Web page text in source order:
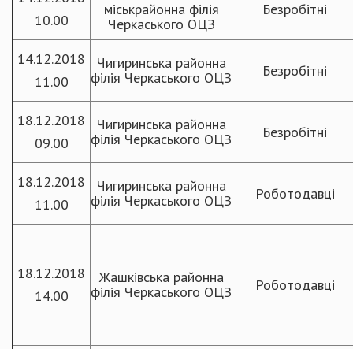
10.00
міськрайонна філія
Черкаського ОЦЗ
Безробітні
14.12.2018
11.00
Чигиринська районна
філія Черкаського ОЦЗ
Безробітні
18.12.2018
09.00
Чигиринська районна
філія Черкаського ОЦЗ
Безробітні
18.12.2018
11.00
Чигиринська районна
філія Черкаського ОЦЗ
Роботодавці
18.12.2018
14.00
Жашківська районна
філія Черкаського ОЦЗ
Роботодавці